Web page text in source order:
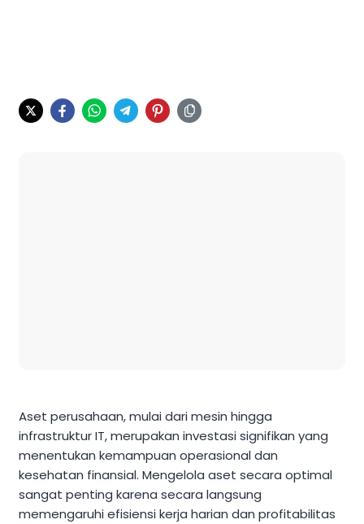
Aset perusahaan, mulai dari mesin hingga
infrastruktur IT, merupakan investasi signifikan yang
menentukan kemampuan operasional dan
kesehatan finansial. Mengelola aset secara optimal
sangat penting karena secara langsung
memengaruhi efisiensi kerja harian dan profitabilitas